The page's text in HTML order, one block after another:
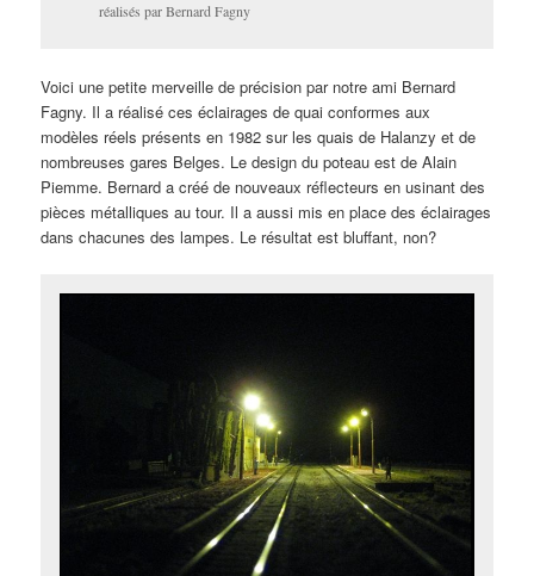
réalisés par Bernard Fagny
Voici une petite merveille de précision par notre ami Bernard
Fagny. Il a réalisé ces éclairages de quai conformes aux
modèles réels présents en 1982 sur les quais de Halanzy et de
nombreuses gares Belges. Le design du poteau est de Alain
Piemme. Bernard a créé de nouveaux réflecteurs en usinant des
pièces métalliques au tour. Il a aussi mis en place des éclairages
dans chacunes des lampes. Le résultat est bluffant, non?